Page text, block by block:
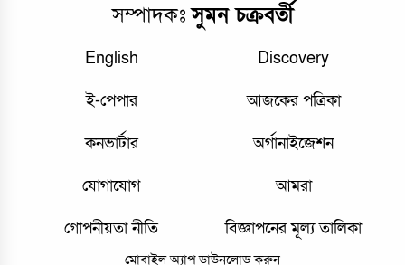
সম্পাদকঃসুমন চক্রবর্তী
English Discovery
ই-পেপার আজকের পত্রিকা
কনভার্টার অর্গানাইজেশন
যোগাযোগ আমরা
গোপনীয়তা নীতি বিজ্ঞাপনের মূল্য তালিকা
মোবাইল অ্যাপ ডাউনলোড করুন